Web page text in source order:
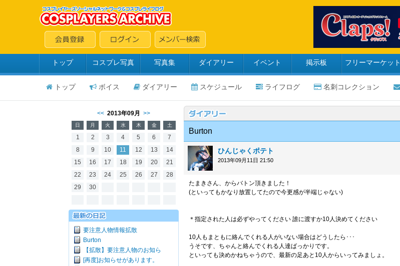
トップ コスプレ写真 写真集 ダイアリー イベント 掲示板 フリーマーケット
トップ ボイス ダイアリー スケジュール ライフログ 名刺コレクション
<< 2013年09月 >>
日 月 火 水 木 金 土
1 2 3 4 5 6
7
8
9 10 11 12 13
14
15
16 17 18 19 20
21
22
23 24 25 26 27
28
29
30
要注意人物情報拡散
Burton
【拡散】要注意人物のお知ら
[再度]お知らせがあります。
Burton
ひんじゃくポテト
2013年09月11日 21:50
たまきさん、からバトン頂きました！
(といってもかなり放置してたので今更感が半端じゃない)
＊指定された人は必ずやってください 誰に渡すか10人決めてください
10人もまともに絡んでくれる人がいない場合はどうしたら･･･
うそです、ちゃんと絡んでくれる人達ばっかりです。
といっても決めかねちゃうので、最新の足あと10人からいってみましょ。